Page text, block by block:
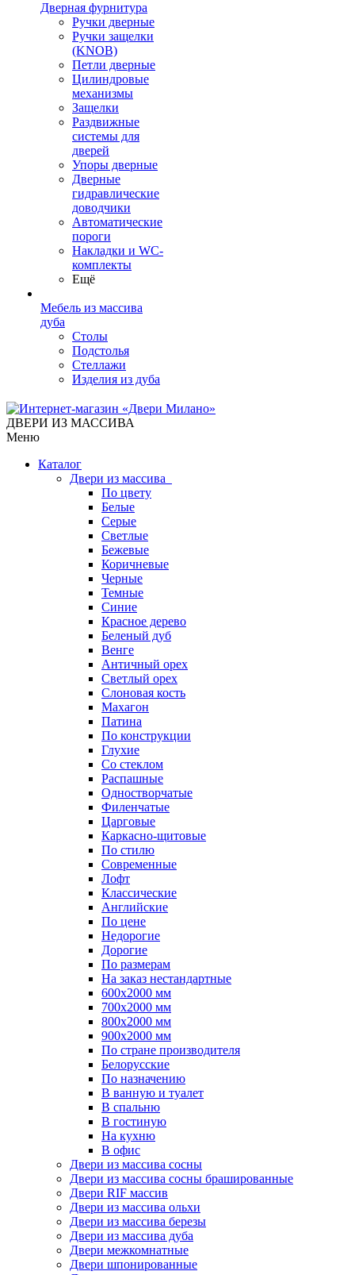
Дверная фурнитура
Ручки дверные
Ручки защелки
(KNOB)
Петли дверные
Цилиндровые
механизмы
Защелки
Раздвижные
системы для
дверей
Упоры дверные
Дверные
гидравлические
доводчики
Автоматические
пороги
Накладки и WC-
комплекты
Ещё
Мебель из массива
дуба
Столы
Подстолья
Стеллажи
Изделия из дуба
ДВЕРИ ИЗ МАССИВА
Меню
Каталог
Двери из массива
По цвету
Белые
Серые
Светлые
Бежевые
Коричневые
Черные
Темные
Синие
Красное дерево
Беленый дуб
Венге
Античный орех
Светлый орех
Слоновая кость
Махагон
Патина
По конструкции
Глухие
Со стеклом
Распашные
Одностворчатые
Филенчатые
Царговые
Каркасно-щитовые
По стилю
Современные
Лофт
Классические
Английские
По цене
Недорогие
Дорогие
По размерам
На заказ нестандартные
600х2000 мм
700х2000 мм
800х2000 мм
900х2000 мм
По стране производителя
Белорусские
По назначению
В ванную и туалет
В спальню
В гостиную
На кухню
В офис
Двери из массива сосны
Двери из массива сосны брашированные
Двери RIF массив
Двери из массива ольхи
Двери из массива березы
Двери из массива дуба
Двери межкомнатные
Двери шпонированные